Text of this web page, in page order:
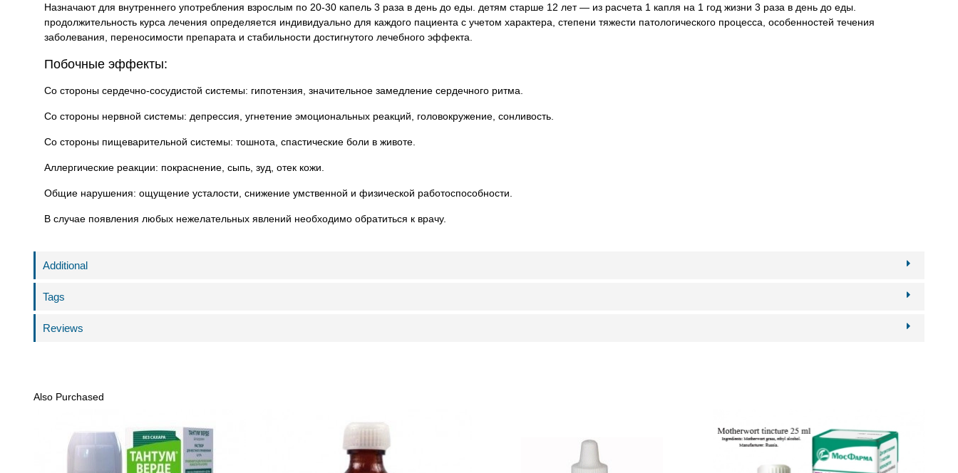
Назначают для внутреннего употребления взрослым по 20-30 капель 3 раза в день до еды. детям старше 12 лет — из расчета 1 капля на 1 год жизни 3 раза в день до еды.
продолжительность курса лечения определяется индивидуально для каждого пациента с учетом характера, степени тяжести патологического процесса, особенностей течения
заболевания, переносимости препарата и стабильности достигнутого лечебного эффекта.
Побочные эффекты:
Со стороны сердечно-сосудистой системы: гипотензия, значительное замедление сердечного ритма.
Со стороны нервной системы: депрессия, угнетение эмоциональных реакций, головокружение, сонливость.
Со стороны пищеварительной системы: тошнота, спастические боли в животе.
Аллергические реакции: покраснение, сыпь, зуд, отек кожи.
Общие нарушения: ощущение усталости, снижение умственной и физической работоспособности.
В случае появления любых нежелательных явлений необходимо обратиться к врачу.
Additional
Tags
Reviews
Also Purchased